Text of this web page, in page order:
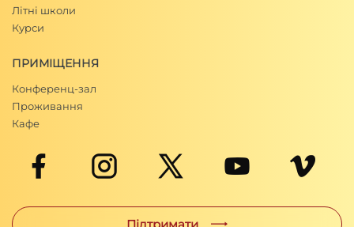
Літні школи
Курси
ПРИМІЩЕННЯ
Конференц-зал
Проживання
Кафе